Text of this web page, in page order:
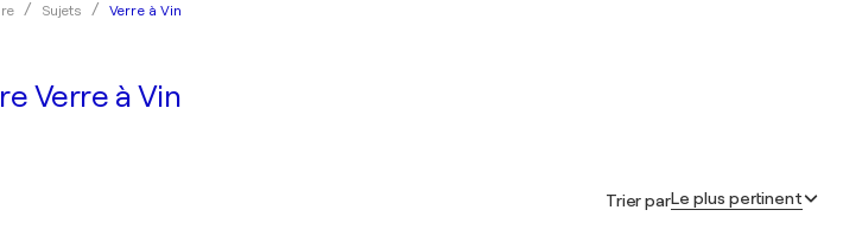
Sujets Verre à Vin
Verre à Vin
Trier parLe plus pertinent